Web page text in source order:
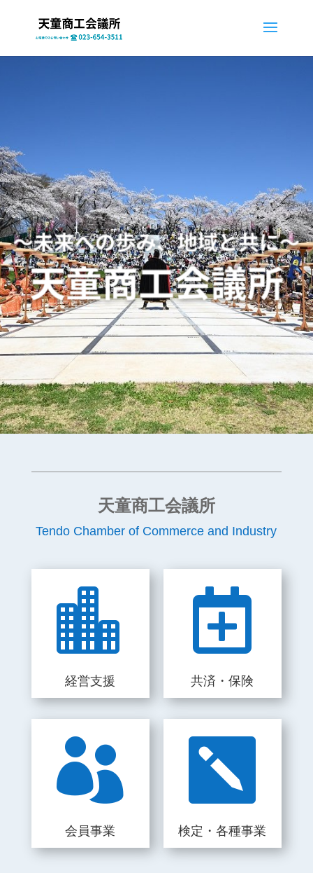
天童商工会議所
Tendo Chamber of Commerce and Industry

経営支援

共済・保険

会員事業

検定・各種事業